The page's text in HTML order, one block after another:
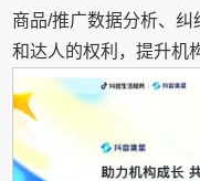
商品/推广数据分析、
和达人的权利，提升机